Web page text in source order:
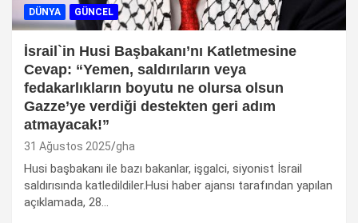
DÜNYA GÜNCEL
İsrail`in Husi Başbakanı’nı Katletmesine
Cevap: “Yemen, saldırıların veya
fedakarlıkların boyutu ne olursa olsun
Gazze’ye verdiği destekten geri adım
atmayacak!”
31 Ağustos 2025 gha
Husi başbakanı ile bazı bakanlar, işgalci, siyonist İsrail
saldırısında katledildiler.Husi haber ajansı tarafından yapılan
açıklamada, 28…